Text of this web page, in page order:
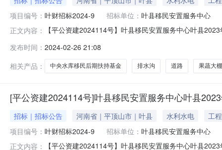
项目编号： 叶财招标2024-9 招标单位： 叶县移民安置服务中心
正文内容：
【平公资建2024114号】叶县移民安置服务中心叶县
共资源交易中心网站获取招标文件，并于2024年3月19
发布时间： 2024-02-26 21:08
相关产品：
中央水库移民后期扶持基金 排水沟 道路 果蔬大棚
[平公资建2024114号]叶县移民安置服务中心叶县
招标｜招标公告 河南省｜平顶山市｜叶县 水利水电
工程
项目编号： 叶财招标2024-9 招标单位： 叶县移民安置服务中心
正文内容：
【平公资建2024114号】叶县移民安置服务中心叶县